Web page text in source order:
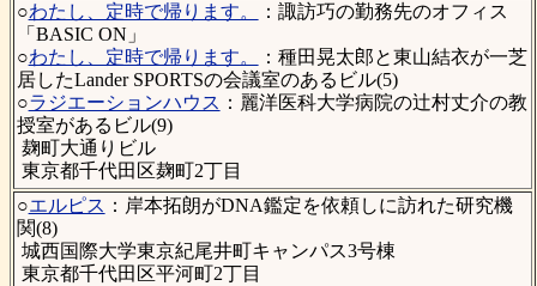
○わたし、定時で帰ります。
：諏訪巧の勤務先のオフィス
「BASIC ON」
○わたし、定時で帰ります。
：種田晃太郎と東山結衣が一芝
居したLander SPORTSの会議室のあるビル(5)
○ラジエーションハウス ：麗洋医科大学病院の辻村丈介の教
授室があるビル(9)
麹町大通りビル
東京都千代田区麹町2丁目
○エルピス ：岸本拓朗がDNA鑑定を依頼しに訪れた研究機
関(8)
城西国際大学東京紀尾井町キャンパス3号棟
東京都千代田区平河町2丁目